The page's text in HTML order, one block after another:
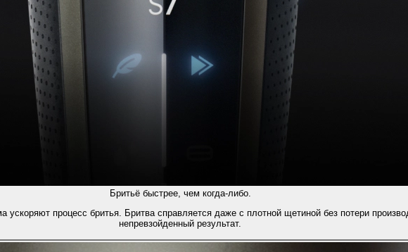
Бритьё быстрее, чем когда-либо.
процесс бритья. Бритва справляется даже с плотной щетиной без потери
непревзойденный результат.